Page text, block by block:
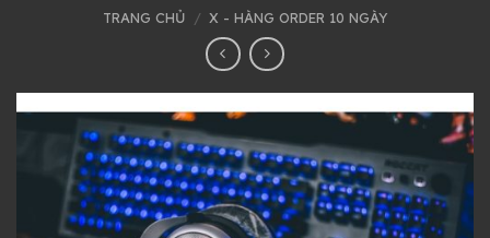
TRANG CHỦ / X - HÀNG ORDER 10 NGÀY